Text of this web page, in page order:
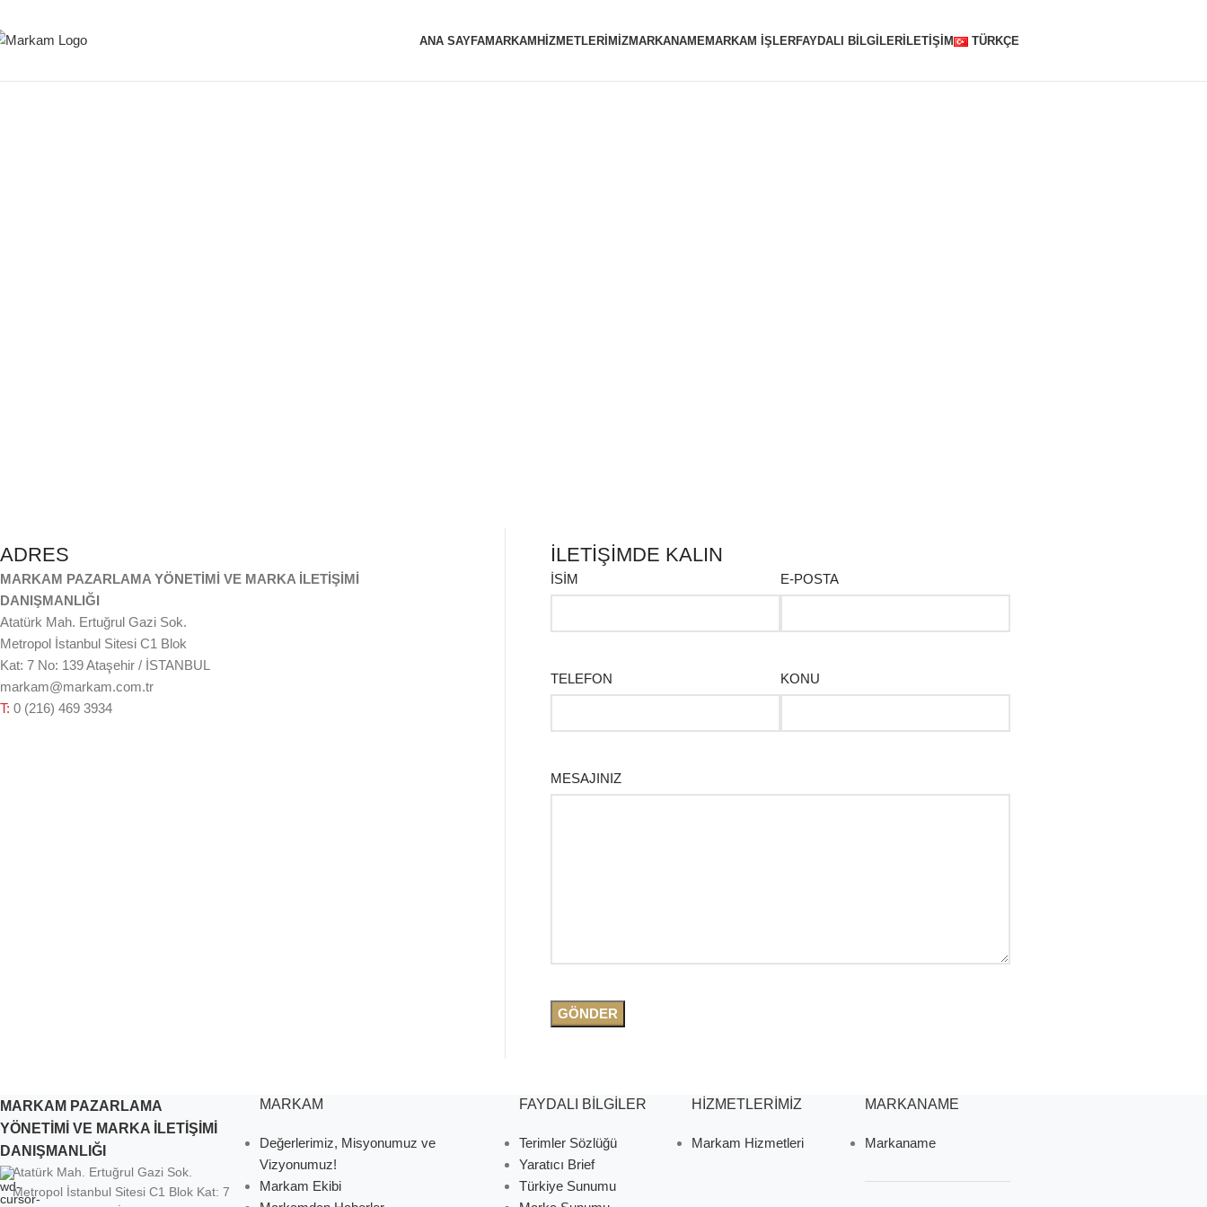
ANA SAYFAMARKAMHİZMETLERİMİZMARKANAMEMARKAM İŞLERFAYDALI BİLGİLERİLETİŞİM TÜRKÇE
ADRES
MARKAM PAZARLAMA YÖNETİMİ VE MARKA İLETİŞİMİ
DANIŞMANLIĞI
Atatürk Mah. Ertuğrul Gazi Sok.
Metropol İstanbul Sitesi C1 Blok
Kat: 7 No: 139 Ataşehir / İSTANBUL
markam@markam.com.tr
T: 0 (216) 469 3934
İLETİŞİMDE KALIN
İSİM E-POSTA
TELEFON KONU
MESAJINIZ
MARKAM PAZARLAMA
YÖNETİMİ VE MARKA İLETİŞİMİ
DANIŞMANLIĞI
Atatürk Mah. Ertuğrul Gazi Sok.
Metropol İstanbul Sitesi C1 Blok Kat: 7
MARKAM
Değerlerimiz, Misyonumuz ve
Vizyonumuz!
Markam Ekibi
FAYDALI BİLGİLER
Terimler Sözlüğü
Yaratıcı Brief
Türkiye Sunumu
HİZMETLERİMİZ
Markam Hizmetleri
MARKANAME
Markaname